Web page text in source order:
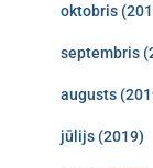
oktobris
septembris
augusts
jūlijs (2019)